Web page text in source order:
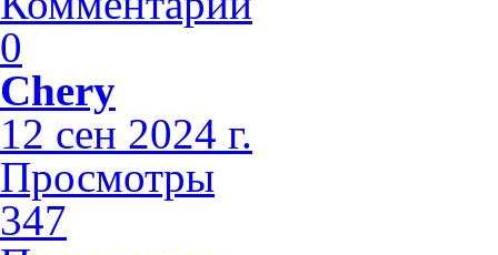
0
Chery
12 сен 2024 г.
Просмотры
347